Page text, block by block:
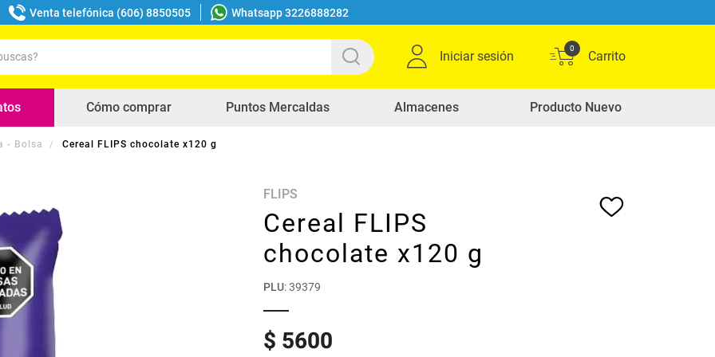
Venta telefónica (606) 8850505 Whatsapp 3226888282
Iniciar sesión
0
Cómo comprar Puntos Mercaldas Almacenes Producto Nuevo
- Bolsa Cereal FLIPS chocolate x120 g
FLIPS
Cereal FLIPS
chocolate x120 g
PLU:39379
$ 5600
buscados